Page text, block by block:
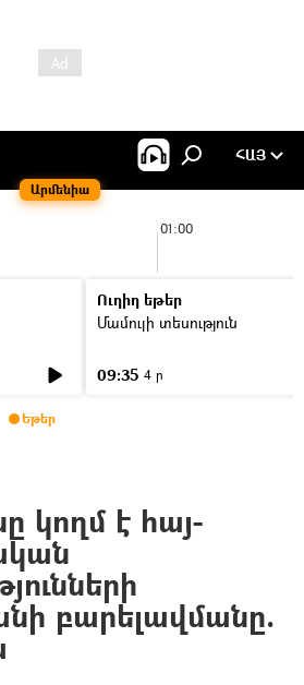
Արմենիա
ՀԱՅ
01:00
Ուղիղ եթեր
Մամուլի տեսություն
09:35 4 ր
Եթեր
կողմ է հայ-
բարելավմանը.